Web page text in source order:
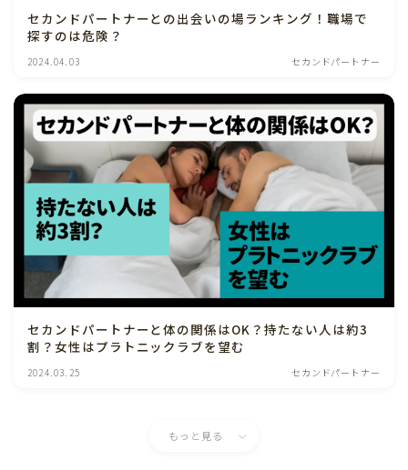
セカンドパートナーとの出会いの場ランキング！職場で
探すのは危険？
2024.04.03 セカンドパートナー
セカンドパートナーと体の関係はOK？持たない人は約3
割？女性はプラトニックラブを望む
2024.03.25 セカンドパートナー
もっと見る